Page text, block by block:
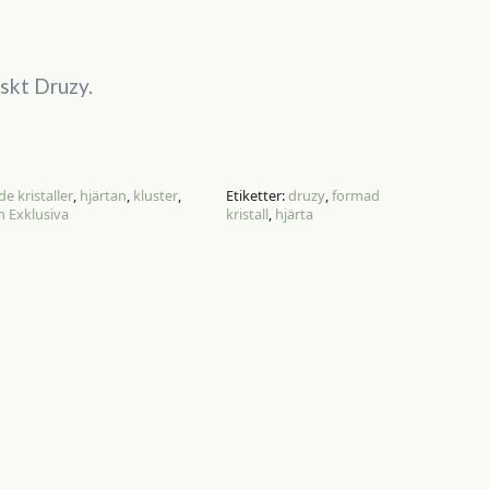
Druzy.
kristaller, hjärtan, kluster,
Exklusiva
Etiketter:druzy,formad
kristall, hjärta